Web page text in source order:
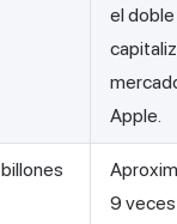
el
Apple.
9